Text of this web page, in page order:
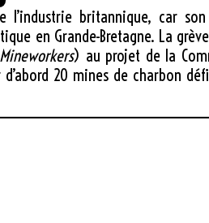
l’industrie britannique, car
en Grande-Bretagne. La
) au projet de la
20 mines de charbon